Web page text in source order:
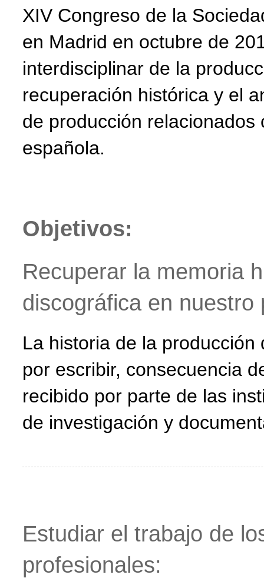
XIV Congreso de la
en Madrid en octubre de
interdisciplinar de la
recuperación histórica y el
de producción
española.
Objetivos:
Recuperar la memoria
discográfica en nuestro
La historia de la
por escribir, consecuencia
recibido por parte de las
de investigación y
Estudiar el trabajo de
profesionales: